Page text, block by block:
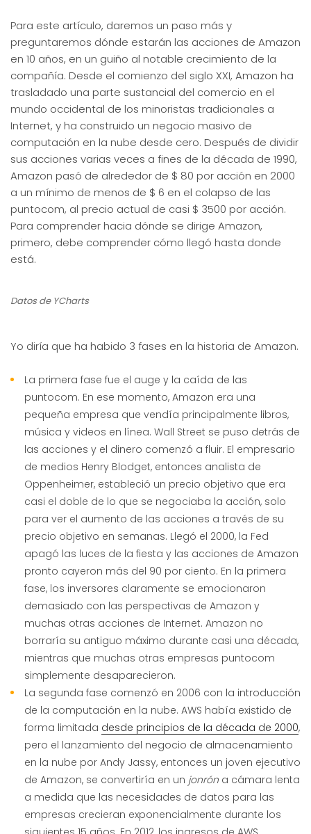
Para este artículo, daremos un paso más y
preguntaremos dónde estarán las acciones de Amazon
en 10 años, en un guiño al notable crecimiento de la
compañía. Desde el comienzo del siglo XXI, Amazon ha
trasladado una parte sustancial del comercio en el
mundo occidental de los minoristas tradicionales a
Internet, y ha construido un negocio masivo de
computación en la nube desde cero. Después de dividir
sus acciones varias veces a fines de la década de 1990,
Amazon pasó de alrededor de $ 80 por acción en 2000
a un mínimo de menos de $ 6 en el colapso de las
puntocom, al precio actual de casi $ 3500 por acción.
Para comprender hacia dónde se dirige Amazon,
primero, debe comprender cómo llegó hasta donde
está.
Datos de YCharts
Yo diría que ha habido 3 fases en la historia de Amazon.
La primera fase fue el auge y la caída de las
puntocom. En ese momento, Amazon era una
pequeña empresa que vendía principalmente libros,
música y videos en línea. Wall Street se puso detrás de
las acciones y el dinero comenzó a fluir. El empresario
de medios Henry Blodget, entonces analista de
Oppenheimer, estableció un precio objetivo que era
casi el doble de lo que se negociaba la acción, solo
para ver el aumento de las acciones a través de su
precio objetivo en semanas. Llegó el 2000, la Fed
apagó las luces de la fiesta y las acciones de Amazon
pronto cayeron más del 90 por ciento. En la primera
fase, los inversores claramente se emocionaron
demasiado con las perspectivas de Amazon y
muchas otras acciones de Internet. Amazon no
borraría su antiguo máximo durante casi una década,
mientras que muchas otras empresas puntocom
simplemente desaparecieron.
La segunda fase comenzó en 2006 con la introducción
de la computación en la nube. AWS había existido de
forma limitada desde principios de la década de 2000,
pero el lanzamiento del negocio de almacenamiento
en la nube por Andy Jassy, entonces un joven ejecutivo
de Amazon, se convertiría en un jonrón a cámara lenta
a medida que las necesidades de datos para las
empresas crecieran exponencialmente durante los